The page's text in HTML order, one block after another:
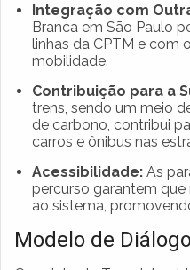
Integração com
Branca em São Paulo
linhas da CPTM e com
mobilidade.
Contribuição para a
trens, sendo um meio
de carbono, contribui
carros e ônibus nas
Acessibilidade: As
percurso garantem
ao sistema,
Modelo de